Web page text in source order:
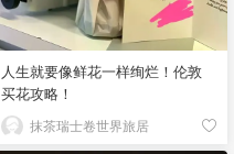
人生就要像鲜花一样绚烂！伦敦
买花攻略！
抹茶瑞士卷世界旅居